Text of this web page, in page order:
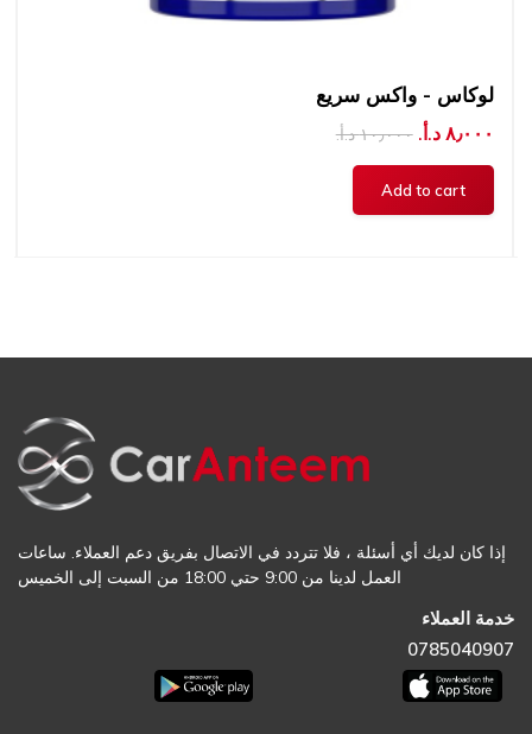
لوكاس - واكس سريع
١٠٫٠٠٠ د.أ.‏ ٨٫٠٠٠ د.أ.‏
إذا كان لديك أي أسئلة ، فلا تتردد في الاتصال بفريق دعم العملاء. ساعات
العمل لدينا من 9:00 حتي 18:00 من السبت إلى الخميس
خدمة العملاء
0785040907